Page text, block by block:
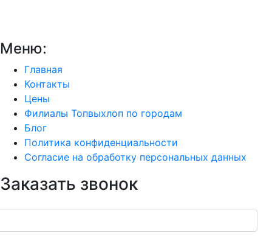
Меню:
Главная
Контакты
Цены
Филиалы Топвыхлоп по городам
Блог
Политика конфиденциальности
Согласие на обработку персональных данных
Заказать звонок